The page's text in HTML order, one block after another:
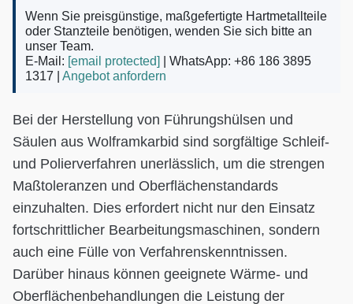
Wenn Sie preisgünstige, maßgefertigte Hartmetallteile
oder Stanzteile benötigen, wenden Sie sich bitte an
unser Team.
E-Mail: [email protected]
| WhatsApp: +86 186 3895
1317 | Angebot anfordern
Bei der Herstellung von Führungshülsen und
Säulen aus Wolframkarbid sind sorgfältige Schleif-
und Polierverfahren unerlässlich, um die strengen
Maßtoleranzen und Oberflächenstandards
einzuhalten. Dies erfordert nicht nur den Einsatz
fortschrittlicher Bearbeitungsmaschinen, sondern
auch eine Fülle von Verfahrenskenntnissen.
Darüber hinaus können geeignete Wärme- und
Oberflächenbehandlungen die Leistung der